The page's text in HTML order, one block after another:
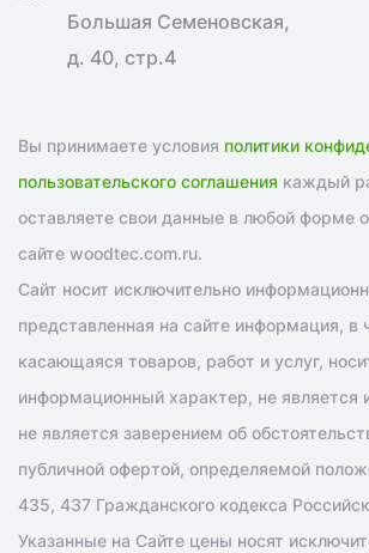
Большая Семеновская,
д. 40, стр.4
Вы принимаете условия политики
пользовательского соглашения каждый
оставляете свои данные в любой форме
сайте woodtec.com.ru.
Сайт носит исключительно
представленная на сайте информация, в
касающаяся товаров, работ и услуг,
информационный характер, не
не является заверением об
публичной офертой, определяемой
435, 437 Гражданского кодекса
Указанные на Сайте цены носят